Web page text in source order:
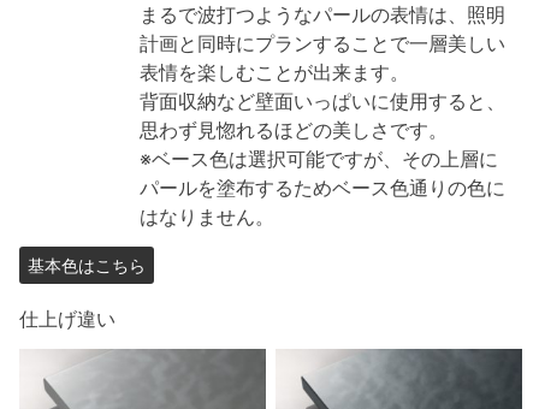
まるで波打つようなパールの表情は、照明
計画と同時にプランすることで一層美しい
表情を楽しむことが出来ます。
背面収納など壁面いっぱいに使用すると、
思わず見惚れるほどの美しさです。
※ベース色は選択可能ですが、その上層に
パールを塗布するためベース色通りの色に
はなりません。
基本色はこちら
仕上げ違い